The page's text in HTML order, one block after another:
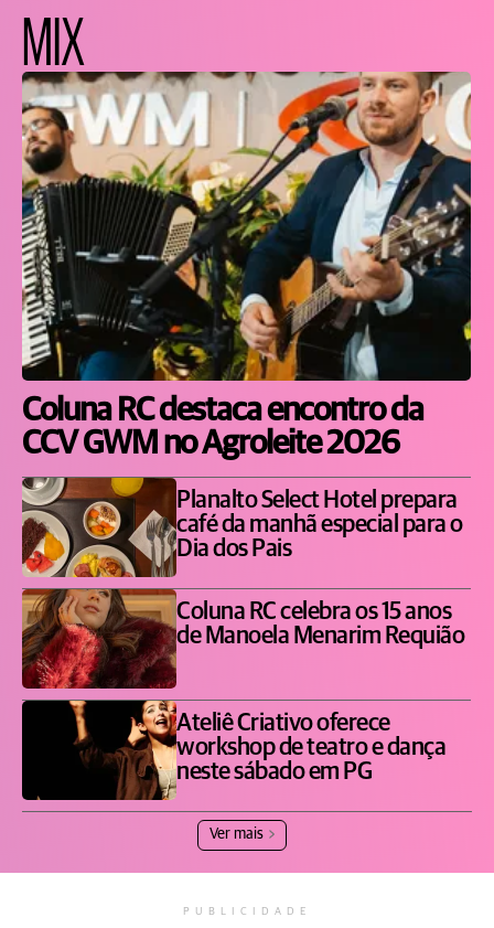
MIX
Coluna RC destaca encontro da
CCV GWM no Agroleite 2026
Planalto Select Hotel prepara
café da manhã especial para o
Dia dos Pais
Coluna RC celebra os 15 anos
de Manoela Menarim Requião
Ateliê Criativo oferece
workshop de teatro e dança
neste sábado em PG
Ver mais
PUBLICIDADE